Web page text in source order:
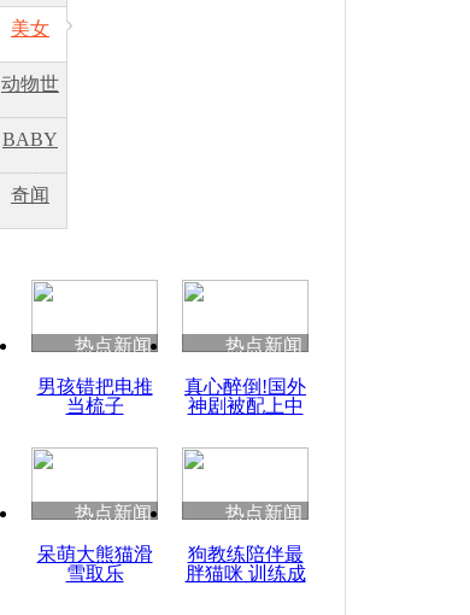
因
度苗族花山节
魂
美女
动物世
BABY
秀
奇闻
热点新闻
男孩错把电推
当梳子
热点新闻
真心醉倒!国外
神剧被配上中
热点新闻
呆萌大熊猫滑
雪取乐
热点新闻
狗教练陪伴最
胖猫咪 训练成